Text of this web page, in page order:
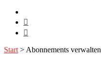
Start > Abonnements verwalten